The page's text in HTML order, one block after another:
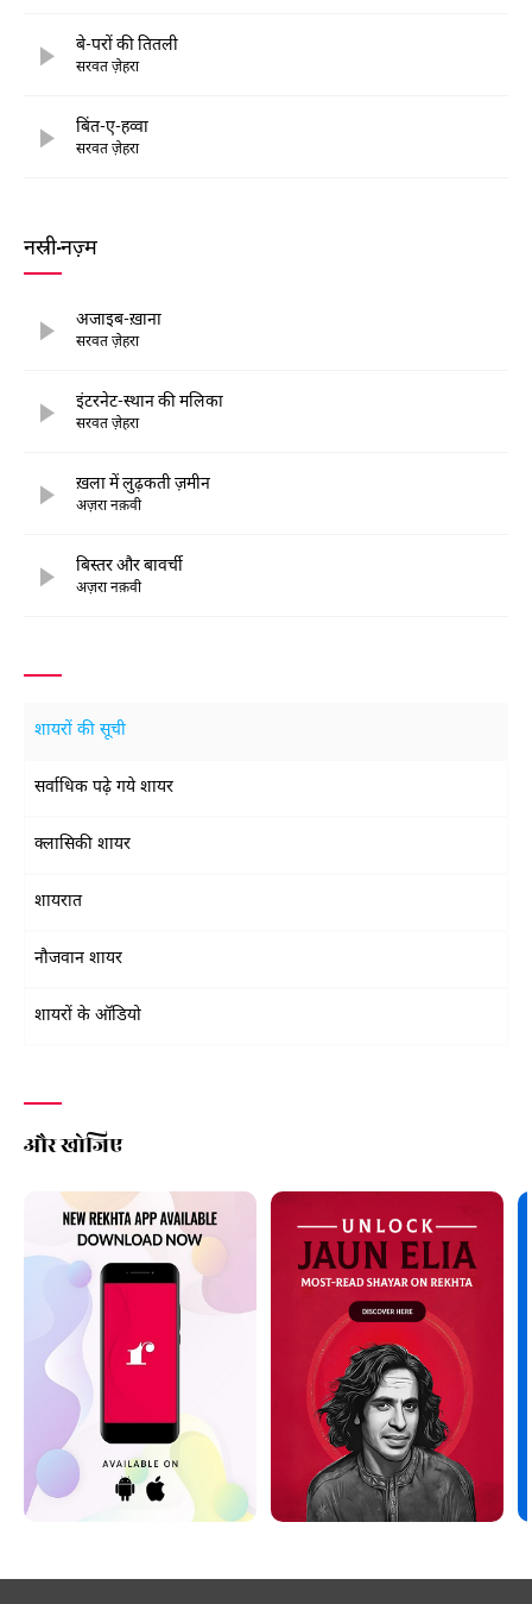
बे-परों की तितली
सरवत ज़ेहरा
बिंत-ए-हव्वा
सरवत ज़ेहरा
नस्री-नज़्म
अजाइब-ख़ाना
सरवत ज़ेहरा
इंटरनेट-स्थान की मलिका
सरवत ज़ेहरा
ख़ला में लुढ़कती ज़मीन
अज़रा नक़वी
बिस्तर और बावर्ची
अज़रा नक़वी
शायरों की सूची
सर्वाधिक पढ़े गये शायर
क्लासिकी शायर
शायरात
नौजवान शायर
शायरों के ऑडियो
और खोजिए